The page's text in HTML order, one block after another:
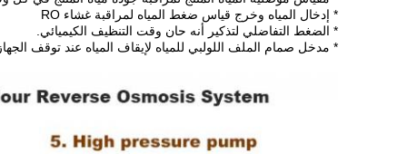
* إدخال المياه وخرج قياس ضغط المياه لمراقبة غشاء RO
* الضغط التفاضلي لتذكير أنه حان وقت التنظيف الكيميائي.
* مدخل صمام الملف اللولبي للمياه لإيقاف المياه عند توقف